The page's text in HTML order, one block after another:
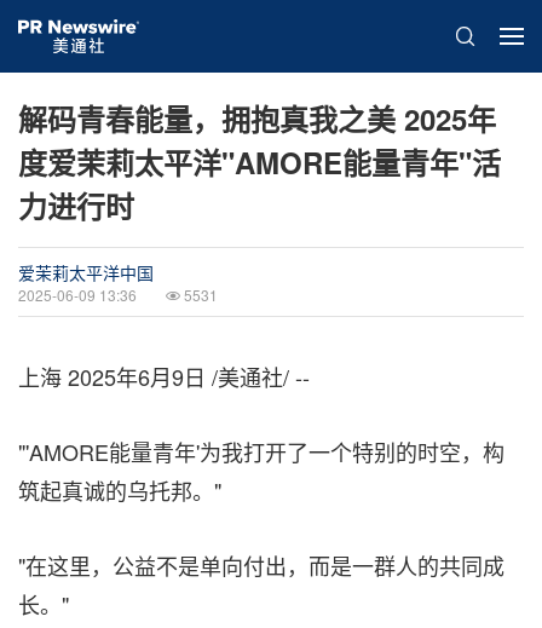
解码青春能量，拥抱真我之美 2025年
度爱茉莉太平洋"AMORE能量青年"活
力进行时
爱茉莉太平洋中国
2025-06-09 13:36 5531
上海2025年6月9日 /美通社/ --
"'AMORE能量青年'为我打开了一个特别的时空，构
筑起真诚的乌托邦。"
"在这里，公益不是单向付出，而是一群人的共同成
长。"